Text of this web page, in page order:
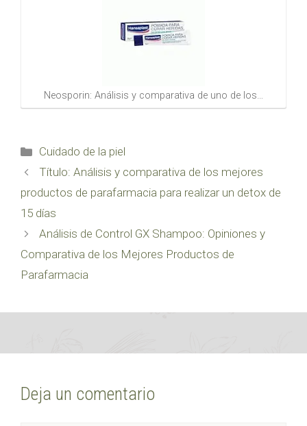
Neosporin: Análisis y comparativa de uno de los…
Categorías
Cuidado de la piel
Título: Análisis y comparativa de los mejores
productos de parafarmacia para realizar un detox de
15 días
Análisis de Control GX Shampoo: Opiniones y
Comparativa de los Mejores Productos de
Parafarmacia
Deja un comentario